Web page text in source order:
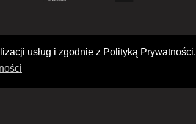
usług i zgodnie z Polityką